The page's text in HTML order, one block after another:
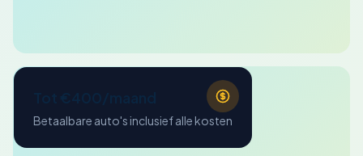
Betaalbare auto's inclusief alle kosten